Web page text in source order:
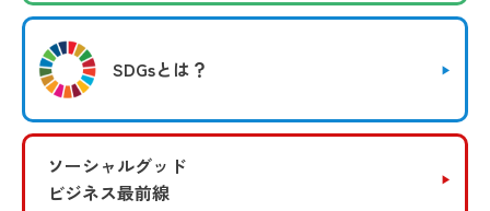
SDGsとは？
ソーシャルグッド
ビジネス最前線